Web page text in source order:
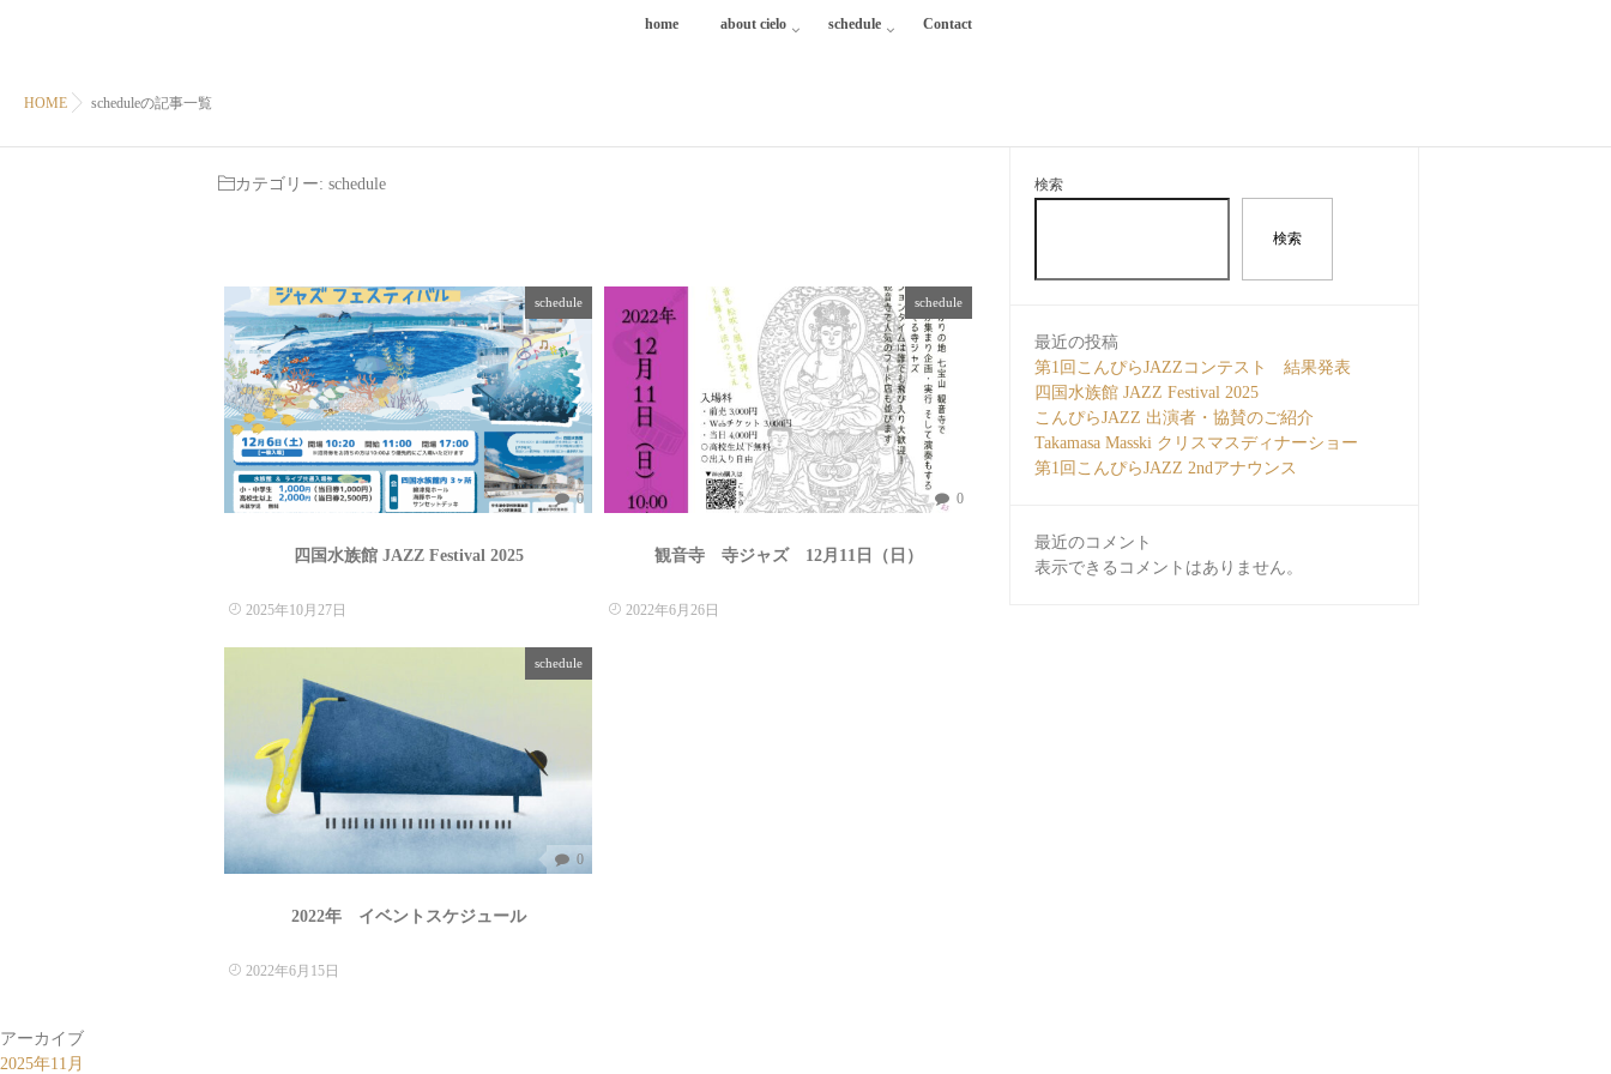
home about cielo schedule Contact
HOME scheduleの記事一覧
カテゴリー: schedule
schedule
0
四国水族館 JAZZ Festival 2025
2025年10月27日
schedule
0
観音寺 寺ジャズ 12月11日（日）
2022年6月26日
schedule
0
2022年 イベントスケジュール
2022年6月15日
検索
検索
最近の投稿
第1回こんぴらJAZZコンテスト 結果発表
四国水族館 JAZZ Festival 2025
こんぴらJAZZ 出演者・協賛のご紹介
Takamasa Masski クリスマスディナーショー
第1回こんぴらJAZZ 2ndアナウンス
最近のコメント
表示できるコメントはありません。
アーカイブ
2025年11月